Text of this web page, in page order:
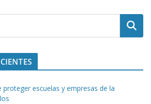
Buscar
proteger escuelas y empresas de la